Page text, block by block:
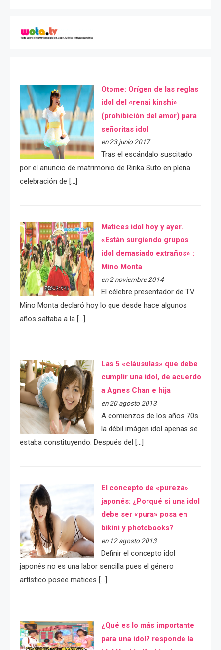
Otome: Orígen de las reglas
idol del «renai kinshi»
(prohibición del amor) para
señoritas idol
en 23 junio 2017
Tras el escándalo suscitado
por el anuncio de matrimonio de Ririka Suto en plena
celebración de […]
Matices idol hoy y ayer.
«Están surgiendo grupos
idol demasiado extraños» :
Mino Monta
en 2 noviembre 2014
El célebre presentador de TV
Mino Monta declaró hoy lo que desde hace algunos
años saltaba a la […]
Las 5 «cláusulas» que debe
cumplir una idol, de acuerdo
a Agnes Chan e hija
en 20 agosto 2013
A comienzos de los años 70s
la débil imágen idol apenas se
estaba constituyendo. Después del […]
El concepto de «pureza»
japonés: ¿Porqué si una idol
debe ser «pura» posa en
bikini y photobooks?
en 12 agosto 2013
Definir el concepto idol
japonés no es una labor sencilla pues el género
artístico posee matices […]
¿Qué es lo más importante
para una idol? responde la